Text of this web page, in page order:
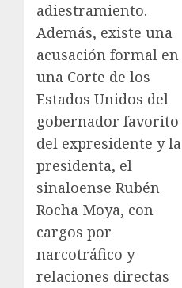
adiestramiento.
Además, existe una
acusación formal en
una Corte de los
Estados Unidos del
gobernador favorito
del expresidente y la
presidenta, el
sinaloense Rubén
Rocha Moya, con
cargos por
narcotráfico y
relaciones directas